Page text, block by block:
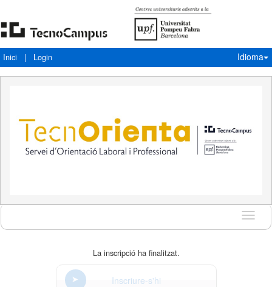
Inici | Login Idioma
Idioma
La inscripció ha finalitzat.
Inscriure-s'hi